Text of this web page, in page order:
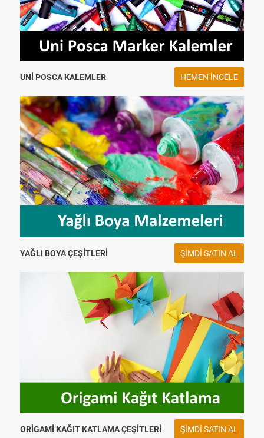
UNI POSCA KALEMLER HEMEN INCELE
YAĞLI BOYA ÇEŞITLERI ŞIMDI SATIN AL
ORIGAMI KAĞIT KATLAMA ÇEŞITLERI ŞIMDI SATIN AL